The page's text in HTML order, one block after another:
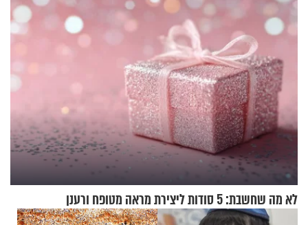
לא מה שחשבת: 5 סודות ליצירת מראה מטופח ורענן